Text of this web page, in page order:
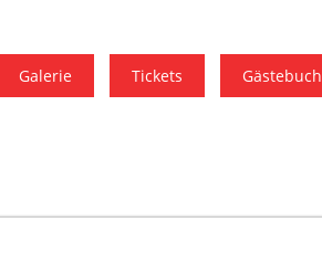
Galerie Tickets Gästebuch